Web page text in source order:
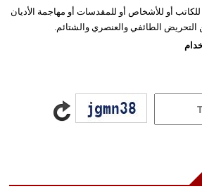
أو للأشخاص أو للمقدسات أو مهاجمة الأديان
عن التحريض الطائفي والعنصري والشتائم.